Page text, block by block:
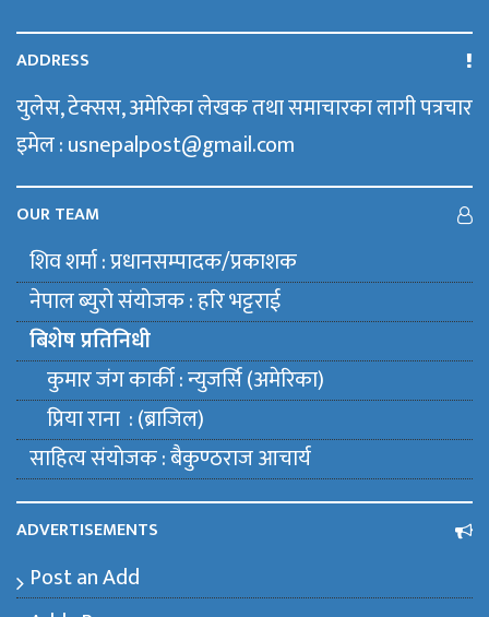
ADDRESS
युलेस, टेक्सस, अमेरिका लेखक तथा समाचारका लागी पत्रचार
इमेल : usnepalpost@gmail.com
OUR TEAM
शिव शर्मा : प्रधानसम्पादक/प्रकाशक
नेपाल ब्युराे संयाेजक : हरि भट्टराई
बिशेष प्रतिनिधी
कुमार जंग कार्की : न्युजर्सि (अमेरिका)
प्रिया राना : (ब्राजिल)
साहित्य संयाेजक : बैकुण्ठराज आचार्य
ADVERTISEMENTS
Post an Add